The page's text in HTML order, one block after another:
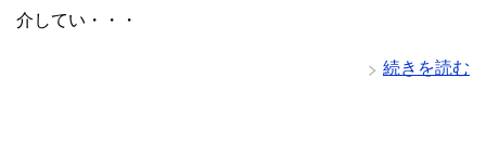
介してい・・・
続きを読む